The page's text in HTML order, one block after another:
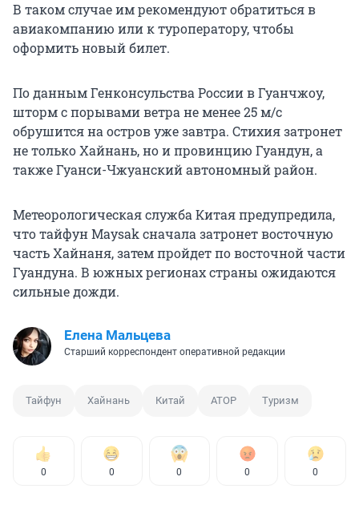
В таком случае им рекомендуют обратиться в
авиакомпанию или к туроператору, чтобы
оформить новый билет.
По данным Генконсульства России в Гуанчжоу,
шторм с порывами ветра не менее25 м/с
обрушится на остров уже завтра. Стихия затронет
не только Хайнань, но и провинцию Гуандун, а
также Гуанси-Чжуанский автономный район.
Метеорологическая служба Китая предупредила,
что тайфун Maysak сначала затронет восточную
часть Хайнаня, затем пройдет по восточной части
Гуандуна. В южных регионах страны ожидаются
сильные дожди.
Елена Мальцева
Старший корреспондент оперативной редакции
Тайфун Хайнань Китай АТОР Туризм
0 0 0 0 0